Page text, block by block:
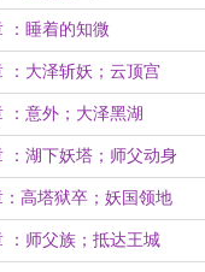
：睡着的知微
：大泽斩妖；云顶宫
：意外；大泽黑湖
：湖下妖塔；师父动身
：高塔狱卒；妖国领地
：师父族；抵达王城